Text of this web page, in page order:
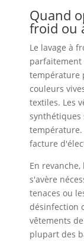
Quand
froid ou
Le lavage à
parfaitement
température
couleurs
textiles. Les
synthétiques
température.
facture
En revanche,
s'avère
tenaces ou
désinfection
vêtements
plupart des